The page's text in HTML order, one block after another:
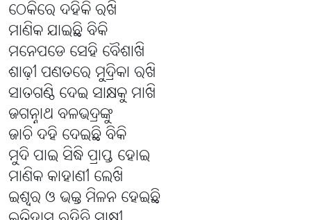
ଠେକିରେ ଦହିକି ରଖି
ମାଣିକ ଯାଇଛି ବିକି
ମନେପଡେ ସେହି ବୈଶାଖି
ଶାଢ଼ୀ ପଣତରେ ମୁଦ୍ରିକା ରଖି
ସାତଗଣ୍ଠି ଦେଇ ସାକ୍ଷକୁ ମାଖି
ଜଗନ୍ନାଥ ବଳଭଦ୍ରଙ୍କୁ
ଜାଚି ଦହି ଦେଇଛି ବିକି
ମୁଦି ପାଇ ସିଦ୍ଧି ପ୍ରାପ୍ତ ହୋଇ
ମାଣିକ କାହାଣୀ ଲେଖି
ଇଶ୍ୱର ଓ ଭକ୍ତ ମିଳନ ହେଇଛି